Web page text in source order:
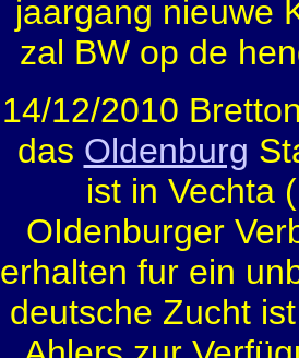
jaargang nieuwe
zal BW op de
14/12/2010
das Oldenburg
ist in Vechta
OIdenburger
erhalten fur ein
deutsche Zucht